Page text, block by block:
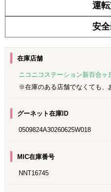
運
安
在庫店舗
ニコニコステーション新百合ヶ
※在庫のある店舗でなくても、
グーネット在庫ID
0509824A30260625W018
MIC在庫番号
NNT16745